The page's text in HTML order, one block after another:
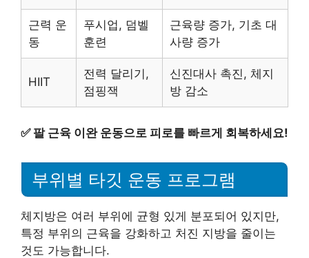
근력 운
동
푸시업, 덤벨
훈련
근육량 증가, 기초 대
사량 증가
HIIT
전력 달리기,
점핑잭
신진대사 촉진, 체지
방 감소
✅ 팔 근육 이완 운동으로 피로를 빠르게 회복하세요!
부위별 타깃 운동 프로그램
체지방은 여러 부위에 균형 있게 분포되어 있지만,
특정 부위의 근육을 강화하고 처진 지방을 줄이는
것도 가능합니다.